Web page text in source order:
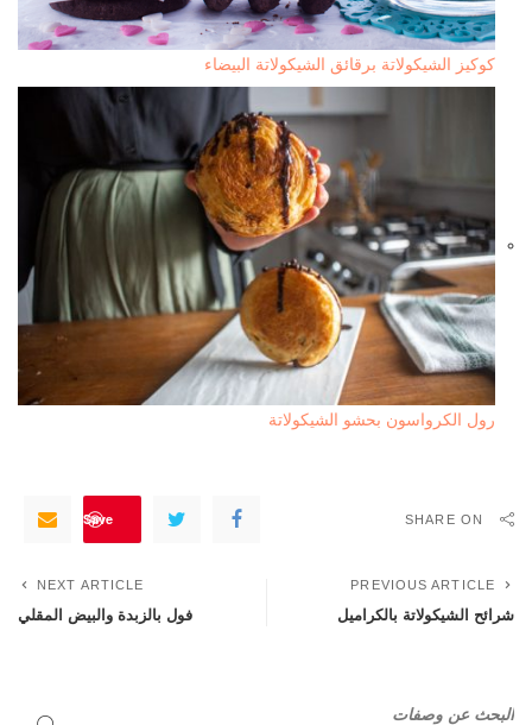
كوكيز الشيكولاتة برقائق الشيكولاتة البيضاء
رول الكرواسون بحشو الشيكولاتة
SHARE ON
Save
PREVIOUS ARTICLE
شرائح الشيكولاتة بالكراميل
NEXT ARTICLE
فول بالزبدة والبيض المقلي
البحث عن وصفات